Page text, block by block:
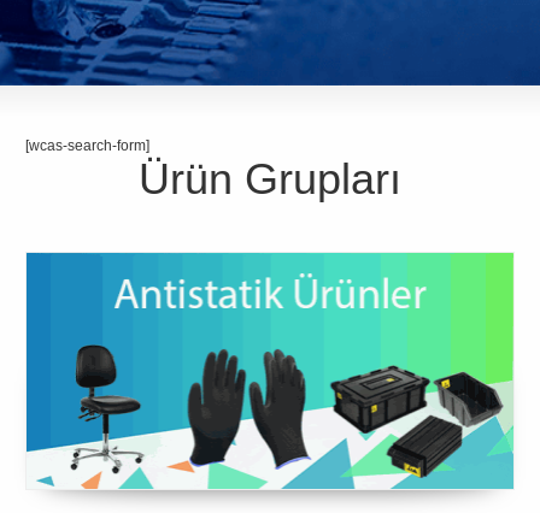
[wcas-search-form]
Ürün Grupları